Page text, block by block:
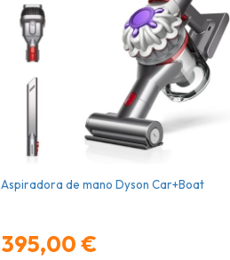
Aspiradora de mano Dyson Car+Boat
395,00 €